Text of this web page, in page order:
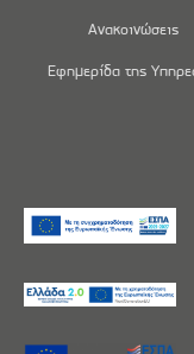
Ανακοινώσεις
Εφημερίδα της